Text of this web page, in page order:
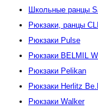
Школьные ранцы
Рюкзаки, ранцы
Рюкзаки Pulse
Рюкзаки BELMIL
Рюкзаки Pelikan
Рюкзаки Herlitz
Рюкзаки Walker